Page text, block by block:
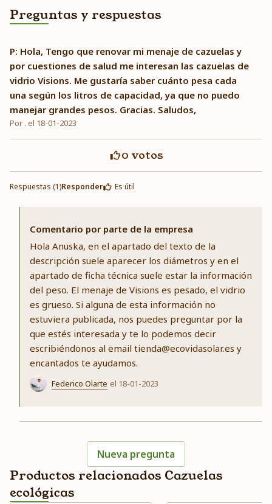
Preguntas y respuestas
P: Hola, Tengo que renovar mi menaje de cazuelas y
por cuestiones de salud me interesan las cazuelas de
vidrio Visions. Me gustaría saber cuánto pesa cada
una según los litros de capacidad, ya que no puedo
manejar grandes pesos. Gracias. Saludos,
Por . el 18-01-2023
0 votos
Respuestas (1)Responder Es útil
Comentario por parte de la empresa
Hola Anuska, en el apartado del texto de la
descripción suele aparecer los diámetros y en el
apartado de ficha técnica suele estar la información
del peso. El menaje de Visions es pesado, el vidrio
es grueso. Si alguna de esta información no
estuviera publicada, nos puedes preguntar por la
que estés interesada y te lo podemos decir
escribiéndonos al email tienda@ecovidasolar.es y
encantados te ayudamos.
Federico Olarte el 18-01-2023
Nueva pregunta
Productos relacionados Cazuelas
ecológicas